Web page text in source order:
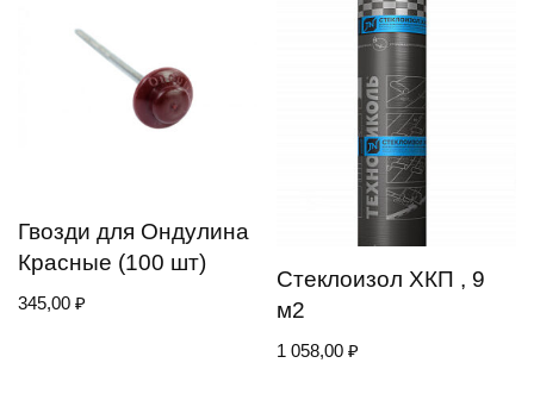
Гвозди для Ондулина
Красные (100 шт)
345,00 ₽
Стеклоизол ХКП , 9
м2
1 058,00₽